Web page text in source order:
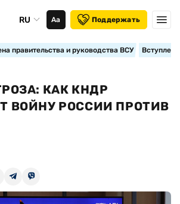
RU Аа Поддержать
правительства и руководства ВСУ
КАК КНДР
ВОЙНУ РОССИИ ПРОТИВ